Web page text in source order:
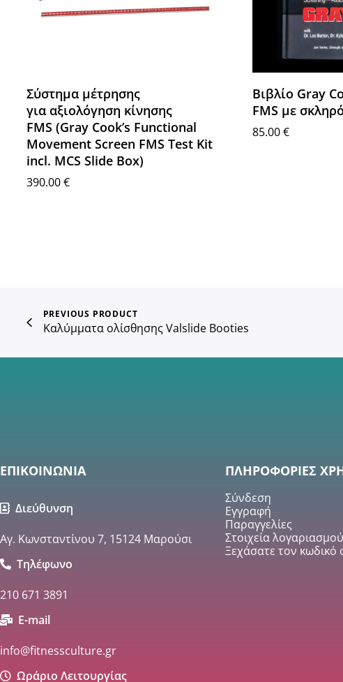
Σύστημα μέτρησης
για αξιολόγηση κίνησης
FMS (Gray Cook’s Functional
Movement Screen FMS Test Kit
incl. MCS Slide Box)
390.00€
Βιβλίο Gray
FMS με
85.00€
PREVIOUS PRODUCT
Καλύμματα ολίσθησης Valslide Booties
ΕΠΙΚΟΙΝΩΝΙΑ
Διεύθυνση
Αγ. Κωνσταντίνου 7, 15124 Μαρούσι
Τηλέφωνο
210 671 3891
E-mail
info@fitnessculture.gr
Ωράριο Λειτουργίας
ΠΛΗΡΟΦΟΡΙΕΣ
Σύνδεση
Εγγραφή
Παραγγελίες
Στοιχεία λογαριασμού
Ξεχάσατε τον κωδικό